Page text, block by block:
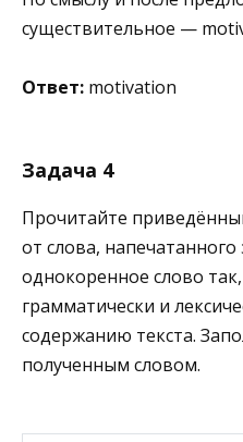
существительное —
Ответ: motivation
Задача 4
Прочитайте
от слова,
однокоренное слово
грамматически и
содержанию текста.
полученным словом.